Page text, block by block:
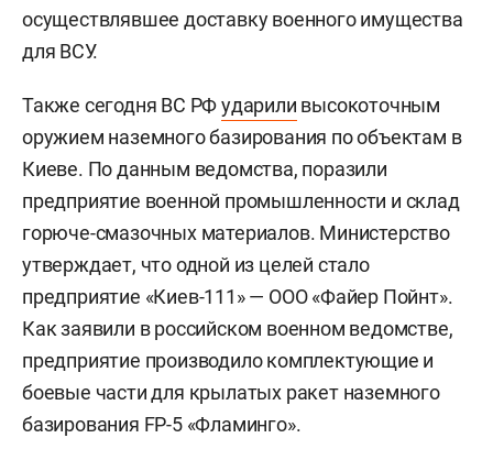
осуществлявшее доставку военного имущества
для ВСУ.
Также сегодня ВС РФударили высокоточным
оружием наземного базирования по объектам в
Киеве. По данным ведомства, поразили
предприятие военной промышленности и склад
горюче-смазочных материалов. Министерство
утверждает, что одной из целей стало
предприятие «Киев-111» — ООО «Файер Пойнт».
Как заявили в российском военном ведомстве,
предприятие производило комплектующие и
боевые части для крылатых ракет наземного
базирования FP-5 «Фламинго».